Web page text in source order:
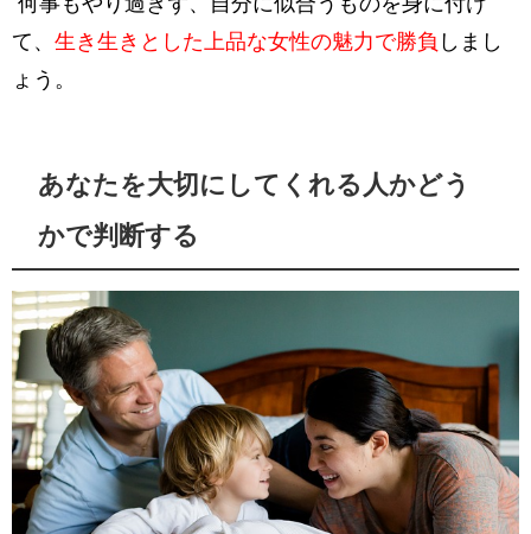
て、 生き生きとした上品な女性の魅力で勝負 しまし
ょう。
あなたを大切にしてくれる人かどう
かで判断する